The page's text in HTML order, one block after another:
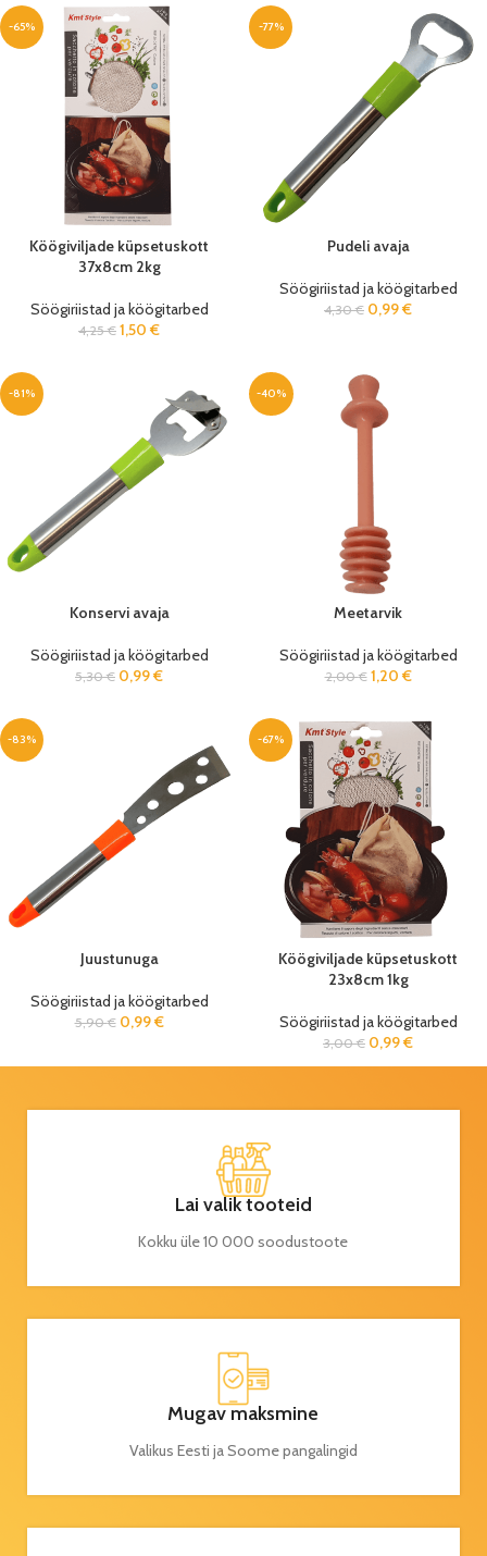
-65%
Köögiviljade küpsetuskott
37x8cm 2kg
Söögiriistad ja köögitarbed
4,25€ 1,50 €
-77%
Pudeli avaja
Söögiriistad ja köögitarbed
4,30€ 0,99€
-81%
Konservi avaja
Söögiriistad ja köögitarbed
5,30€ 0,99€
-40%
Meetarvik
Söögiriistad ja köögitarbed
2,00€ 1,20 €
-83%
Juustunuga
Söögiriistad ja köögitarbed
5,90€ 0,99€
-67%
Köögiviljade küpsetuskott
23x8cm 1kg
Söögiriistad ja köögitarbed
3,00€ 0,99€
Lai valik tooteid
Kokku üle 10 000 soodustoote
Mugav maksmine
Valikus Eesti ja Soome pangalingid